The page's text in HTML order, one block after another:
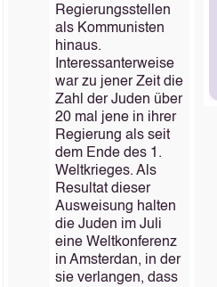
Regierungsstellen
als Kommunisten
hinaus.
Interessanterweise
war zu jener Zeit die
Zahl der Juden über
20 mal jene in ihrer
Regierung als seit
dem Ende des 1.
Weltkrieges. Als
Resultat dieser
Ausweisung halten
die Juden im Juli
eine Weltkonferenz
in Amsterdan, in der
sie verlangen, dass